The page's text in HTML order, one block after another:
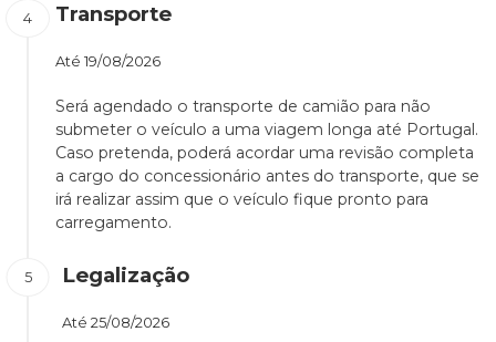
Transporte
Até 19/08/2026
Será agendado o transporte de camião para não
submeter o veículo a uma viagem longa até Portugal.
Caso pretenda, poderá acordar uma revisão completa
a cargo do concessionário antes do transporte, que se
irá realizar assim que o veículo fique pronto para
carregamento.
Legalização
Até 25/08/2026